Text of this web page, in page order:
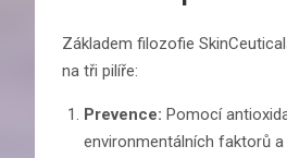
Základem filozofie
na tři pilíře:
Prevence: Pomocí
environmentálních faktorů